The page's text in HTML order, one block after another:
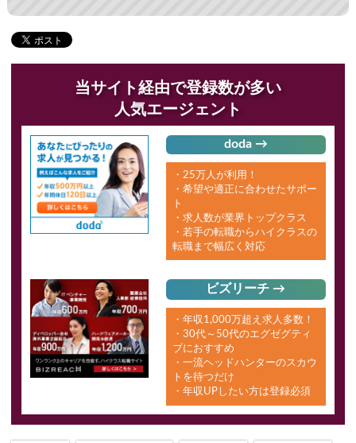
当サイト経由で登録数が多い
人気エージェント
doda →
・25万人が利用！
・希望や適正に合わせたサポー
ト
・求人数が業界トップクラス
・若手の転職からハイクラスの
転職まで幅広く対応
ビズリーチ →
・年収1,000万超え求人多数！
・30代～50代のエグゼグティ
ブにおすすめ
・一流ヘッドハンターのスカウ
トを待つだけ
・年収UPしたい方は登録必須